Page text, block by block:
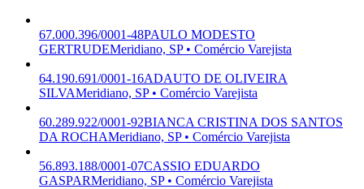
67.000.396/0001-48PAULO MODESTO
GERTRUDEMeridiano, SP • Comércio Varejista
64.190.691/0001-16ADAUTO DE OLIVEIRA
SILVAMeridiano, SP • Comércio Varejista
60.289.922/0001-92BIANCA CRISTINA DOS SANTOS
DA ROCHAMeridiano, SP • Comércio Varejista
56.893.188/0001-07CASSIO EDUARDO
GASPARMeridiano, SP • Comércio Varejista